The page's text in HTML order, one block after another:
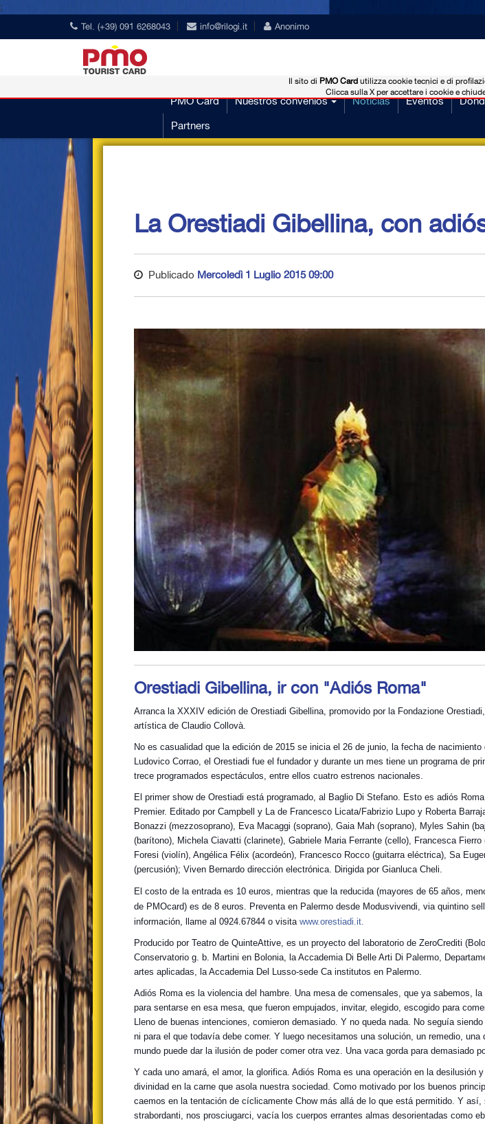
;
Tel. (+39) 091 6268043 info@rilogi.it Anonimo
PMO Card Nuestros convenios Noticias Eventos
Partners
La Orestiadi Gibellina, con
Publicado Mercoledì 1 Luglio 2015 09:00
Orestiadi Gibellina, ir con "Adiós Roma"
Arranca la XXXIV edición de Orestiadi Gibellina, promovido por la Fondazione
artística de Claudio Collovà.
No es casualidad que la edición de 2015 se inicia el 26 de junio, la fecha de nacimiento
Ludovico Corrao, el Orestiadi fue el fundador y durante un mes tiene un programa de
trece programados espectáculos, entre ellos cuatro estrenos nacionales.
El primer show de Orestiadi está programado, al Baglio Di Stefano. Esto es adiós
Premier. Editado por Campbell y La de Francesco Licata/Fabrizio Lupo y Roberta
Bonazzi (mezzosoprano), Eva Macaggi (soprano), Gaia Mah (soprano), Myles Sahin
(barítono), Michela Ciavatti (clarinete), Gabriele Maria Ferrante (cello), Francesca Fierro
Foresi (violín), Angélica Félix (acordeón), Francesco Rocco (guitarra eléctrica), Sa
(percusión); Viven Bernardo dirección electrónica. Dirigida por Gianluca Cheli.
El costo de la entrada es 10 euros, mientras que la reducida (mayores de 65 años,
de PMOcard) es de 8 euros. Preventa en Palermo desde Modusvivendi, via quintino
información, llame al 0924.67844 o visita www.orestiadi.it.
Producido por Teatro de QuinteAttive, es un proyecto del laboratorio de ZeroCrediti
Conservatorio g. b. Martini en Bolonia, la Accademia Di Belle Arti Di Palermo,
artes aplicadas, la Accademia Del Lusso-sede Ca institutos en Palermo.
Adiós Roma es la violencia del hambre. Una mesa de comensales, que ya sabemos, la
para sentarse en esa mesa, que fueron empujados, invitar, elegido, escogido para
Lleno de buenas intenciones, comieron demasiado. Y no queda nada. No seguía
ni para el que todavía debe comer. Y luego necesitamos una solución, un remedio, una
mundo puede dar la ilusión de poder comer otra vez. Una vaca gorda para demasiado
Y cada uno amará, el amor, la glorifica. Adiós Roma es una operación en la desilusión
divinidad en la carne que asola nuestra sociedad. Como motivado por los buenos
caemos en la tentación de cíclicamente Chow más allá de lo que está permitido. Y así,
strabordanti, nos prosciugarci, vacía los cuerpos errantes almas desorientadas como
Il sito di PMO Card utilizza cookie tecnici e di
Clicca sulla X per accettare i cookie e